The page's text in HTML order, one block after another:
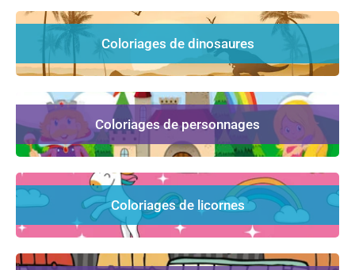
Coloriages de dinosaures
Coloriages de personnages
Coloriages de licornes